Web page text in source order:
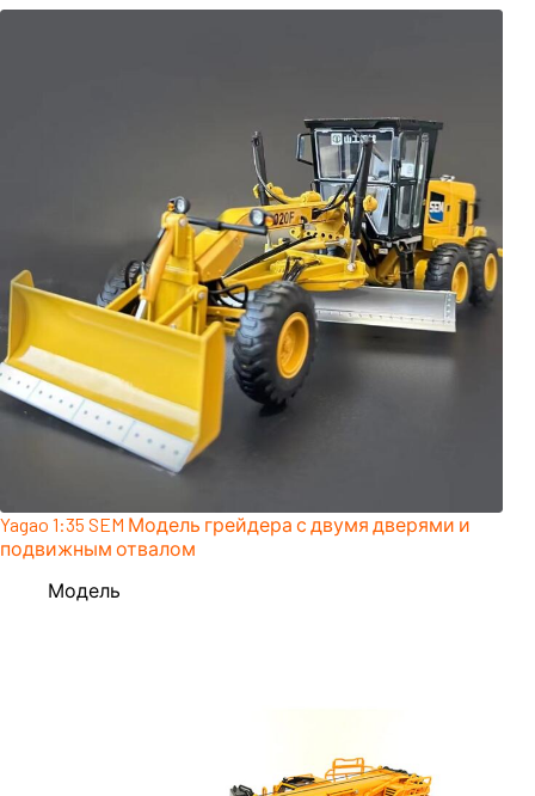
Yagao 1:35 SEM Модель грейдера с двумя дверями и
подвижным отвалом
Модель